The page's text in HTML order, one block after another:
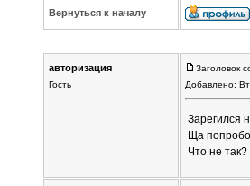
Вернуться к началу
авторизация
Гость
Заголовок
Добавлено:
Зарегился
Ща
Что не так?